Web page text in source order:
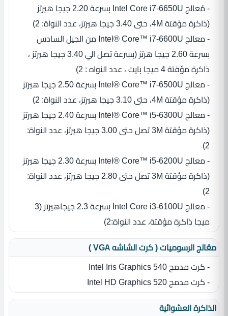
- مُعالج Intel Core i7-6650U بسرعة 2.20 جيجا هيرتز
‏(‏ذاكرة مؤقتة 4M، حتى 3.40 جيجا هيرتز، عدد النواة‏:‏ 2‏)‏
- معالج Intel® Core™ i7-6600U من الجيل السادس
بسرعة 2.60 جيجا هرتز (بسرعة تصل الي 3.40 جيجا هيرتز ،
ذاكرة مؤقتة 4 ميجا بايت ، عدد النواه : 2)
- معالج Intel® Core™ i7‎-6500U بسرعة 2.50 جيجا هيرتز
‏(‏ذاكرة مؤقتة 4M، حتى 3.10 جيجا هيرتز، عدد النواة‏:‏ 2‏)‏
- معالج Intel® Core™ i5-6300U بسرعة 2.40 جيجا هيرتز
‏(‏ذاكرة مؤقتة 3M تصل حتى 3.00 جيجا هيرتز، عدد النواة‏:‏
2‏)‏
- معالج Intel® Core™ i5‎-6200U بسرعة 2.30 جيجا هيرتز
‏(‏ذاكرة مؤقتة 3M تصل حتى 2.80 جيجا هيرتز، عدد النواة‏:‏
2‏)‏
- معالج Intel Core i3-6100U بسرعة 2.3 جيجاهيرتز ‏(‏3
ميجا ذاكرة مؤقتة، عدد النواة‏:‏2‏)‏
معُالج الرسوميات ( كرت الشاشه VGA )
- كرت مدمج Intel Iris Graphics 540
- كرت مدمج Intel HD Graphics 520
الذاكرة العشوائية